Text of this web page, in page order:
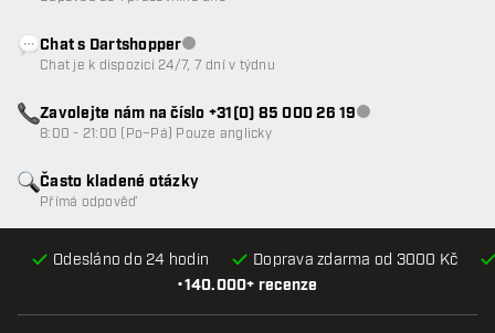
•140.000+ recenze
Odesláno do 24 hodin Doprava zdarma od 3000 Kč
Často kladené otázky
Přímá odpověď
Chat s DartshopperZákaznický servis nedostupný
Chat je k dispozici 24/7, 7 dní v týdnu
Zavolejte nám na číslo +31(0) 85 000 26 19Zákaznický servis
8:00 - 21:00 (Po–Pá) Pouze anglicky